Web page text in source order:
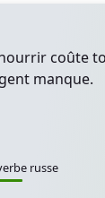
coûte
manque.
russe